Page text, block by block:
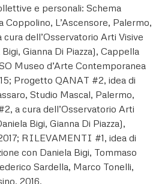
e personali: Schema
Coppolino, L’Ascensore, Palermo,
dell’Osservatorio Arti Visive
Gianna Di Piazza), Cappella
Museo d’Arte Contemporanea
Progetto QANAT #2, idea di
Studio Mascal, Palermo,
a cura dell’Osservatorio Arti
Bigi, Gianna Di Piazza),
RILEVAMENTI #1, idea di
con Daniela Bigi, Tommaso
Sardella, Marco Tonelli,
2016.